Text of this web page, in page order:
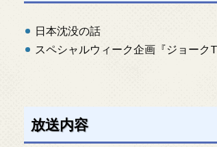
日本沈没の話
スペシャルウィーク企画『ジョーク
放送内容